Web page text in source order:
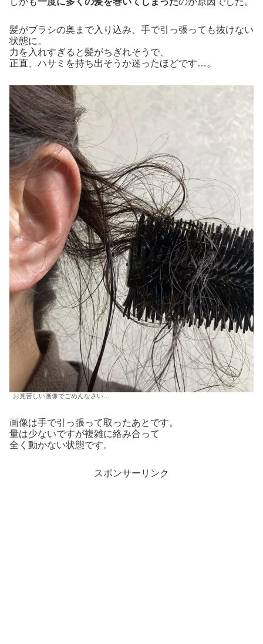
髪がブラシの奥まで入り込み、手で引っ張っても抜けない
状態に。
力を入れすぎると髪がちぎれそうで、
正直、ハサミを持ち出そうか迷ったほどです…。
お見苦しい画像でごめんなさい…
画像は手で引っ張って取ったあとです。
量は少ないですが複雑に絡み合って
全く動かない状態です。
スポンサーリンク